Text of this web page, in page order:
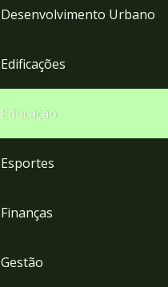
Desenvolvimento Urbano
Edificações
Educação
Esportes
Finanças
Gestão